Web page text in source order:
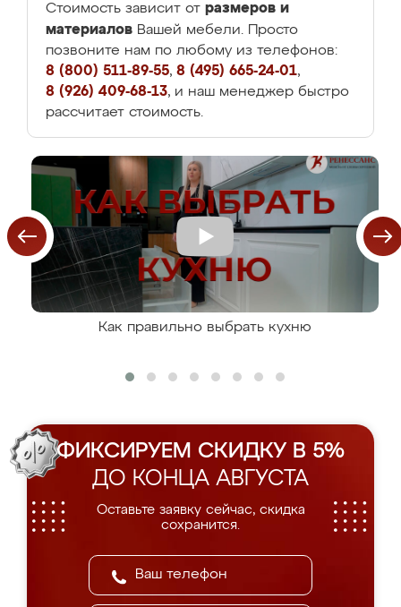
Стоимость зависит от размеров и
материалов Вашей мебели. Просто
позвоните нам по любому из телефонов:
8 (800) 511-89-55, 8 (495) 665-24-01,
8 (926) 409-68-13, и наш менеджер быстро
рассчитает стоимость.
Как правильно выбрать кухню
ФИКСИРУЕМ СКИДКУ В 5%
ДО КОНЦА АВГУСТА
Оставьте заявку сейчас, скидка
сохранится.